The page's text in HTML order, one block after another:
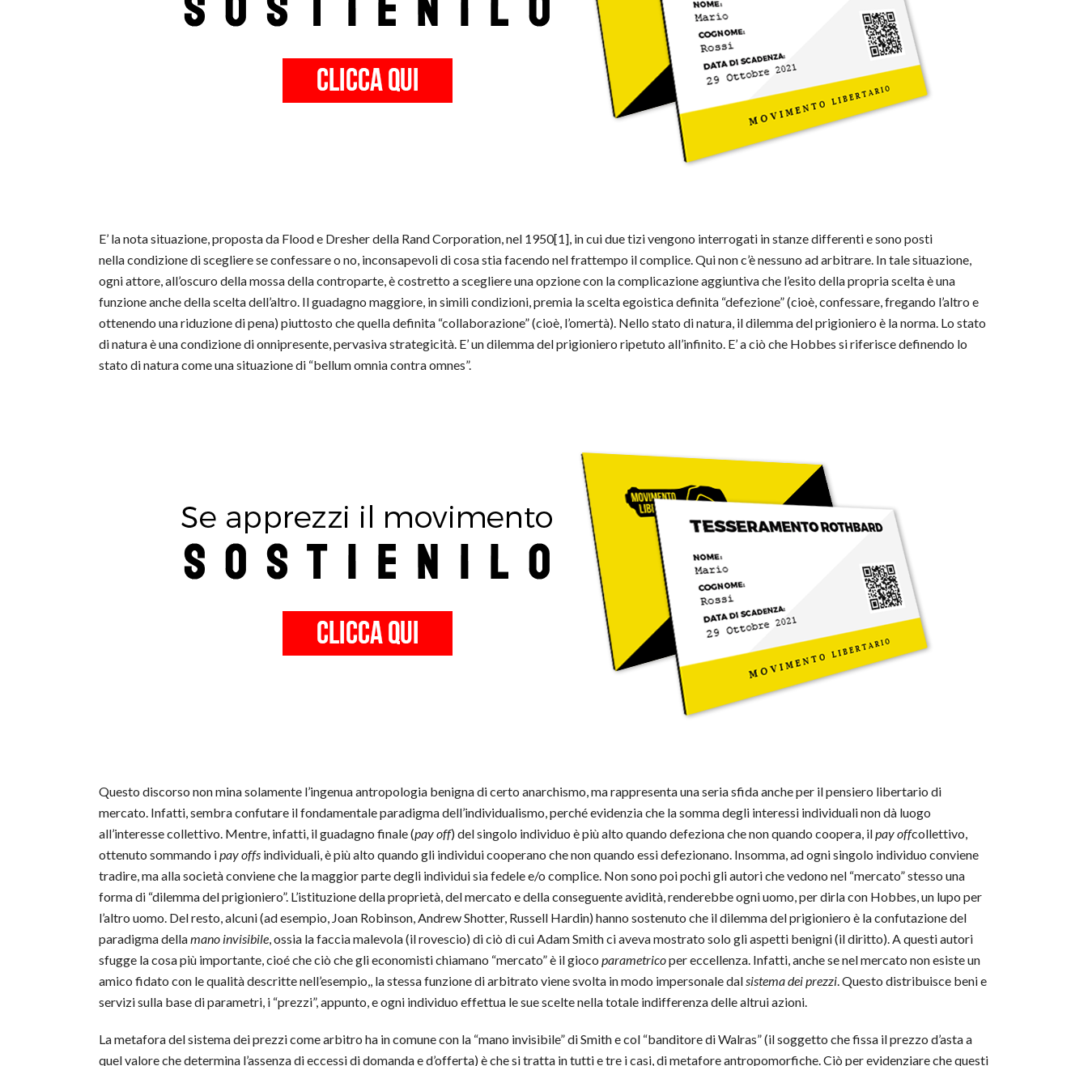
E’ la nota situazione, proposta da Flood e Dresher della Rand Corporation, nel 1950[1], in cui due tizi vengono interrogati in stanze differenti e sono posti
nella condizione di scegliere se confessare o no, inconsapevoli di cosa stia facendo nel frattempo il complice. Qui non c’è nessuno ad arbitrare. In tale situazione,
ogni attore, all’oscuro della mossa della controparte, è costretto a scegliere una opzione con la complicazione aggiuntiva che l’esito della propria scelta è una
funzione anche della scelta dell’altro. Il guadagno maggiore, in simili condizioni, premia la scelta egoistica definita “defezione” (cioè, confessare, fregando l’altro e
ottenendo una riduzione di pena) piuttosto che quella definita “collaborazione” (cioè, l’omertà). Nello stato di natura, il dilemma del prigioniero è la norma. Lo stato
di natura è una condizione di onnipresente, pervasiva strategicità. E’ un dilemma del prigioniero ripetuto all’infinito. E’ a ciò che Hobbes si riferisce definendo lo
stato di natura come una situazione di “bellum omnia contra omnes”.
Questo discorso non mina solamente l’ingenua antropologia benigna di certo anarchismo, ma rappresenta una seria sfida anche per il pensiero libertario di
mercato. Infatti, sembra confutare il fondamentale paradigma dell’individualismo, perché evidenzia che la somma degli interessi individuali non dà luogo
all’interesse collettivo. Mentre, infatti, il guadagno finale (pay off) del singolo individuo è più alto quando defeziona che non quando coopera, ilpay offcollettivo,
ottenuto sommando ipay offs individuali, è più alto quando gli individui cooperano che non quando essi defezionano. Insomma, ad ogni singolo individuo conviene
tradire, ma alla società conviene che la maggior parte degli individui sia fedele e/o complice. Non sono poi pochi gli autori che vedono nel “mercato” stesso una
forma di “dilemma del prigioniero”. L’istituzione della proprietà, del mercato e della conseguente avidità, renderebbe ogni uomo, per dirla con Hobbes, un lupo per
l’altro uomo. Del resto, alcuni (ad esempio, Joan Robinson, Andrew Shotter, Russell Hardin) hanno sostenuto che il dilemma del prigioniero è la confutazione del
paradigma dellamano invisibile, ossia la faccia malevola (il rovescio) di ciò di cui Adam Smith ci aveva mostrato solo gli aspetti benigni (il diritto). A questi autori
sfugge la cosa più importante, cioé che ciò che gli economisti chiamano “mercato” è il gioco parametricoper eccellenza. Infatti, anche se nel mercato non esiste un
amico fidato con le qualità descritte nell’esempio,, la stessa funzione di arbitrato viene svolta in modo impersonale dalsistema dei prezzi. Questo distribuisce beni e
servizi sulla base di parametri, i “prezzi”, appunto, e ogni individuo effettua le sue scelte nella totale indifferenza delle altrui azioni.
La metafora del sistema dei prezzi come arbitro ha in comune con la “mano invisibile” di Smith e col “banditore di Walras” (il soggetto che fissa il prezzo d’asta a
quel valore che determina l’assenza di eccessi di domanda e d’offerta) è che si tratta in tutti e tre i casi, di metafore antropomorfiche. Ciò per evidenziare che questi